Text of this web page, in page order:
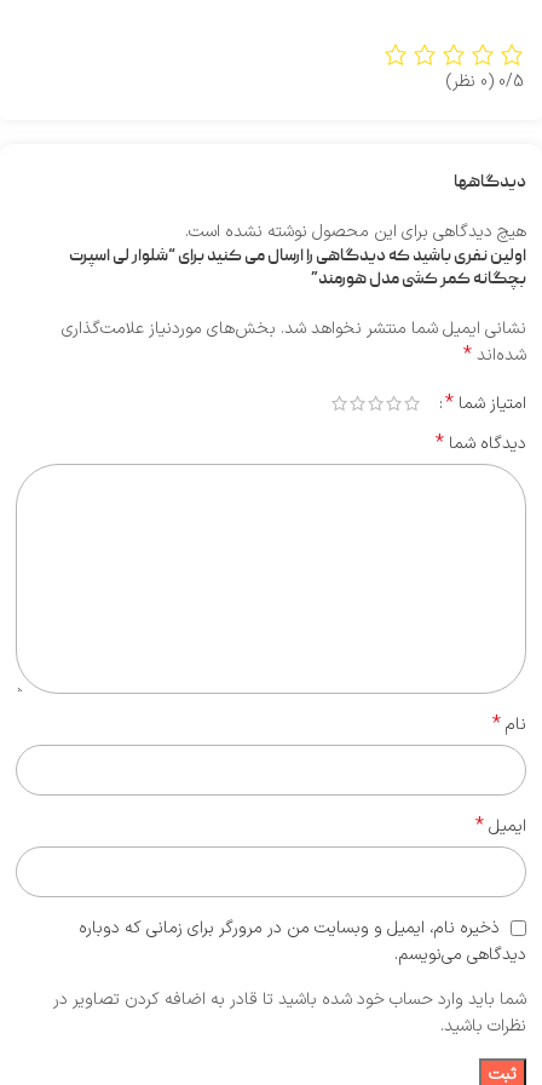
0/5 (0 نظر)
دیدگاهها
هیچ دیدگاهی برای این محصول نوشته نشده است.
اولین نفری باشید که دیدگاهی را ارسال می کنید برای “شلوار لی اسپرت
بچگانه کمر کشی مدل هورمند”
نشانی ایمیل شما منتشر نخواهد شد. بخش‌های موردنیاز علامت‌گذاری
شده‌اند*
امتیاز شما *
دیدگاه شما *
نام*
ایمیل*
ذخیره نام، ایمیل و وبسایت من در مرورگر برای زمانی که دوباره
دیدگاهی می‌نویسم.
شما باید وارد حساب خود شده باشید تا قادر به اضافه کردن تصاویر در
نظرات باشید.